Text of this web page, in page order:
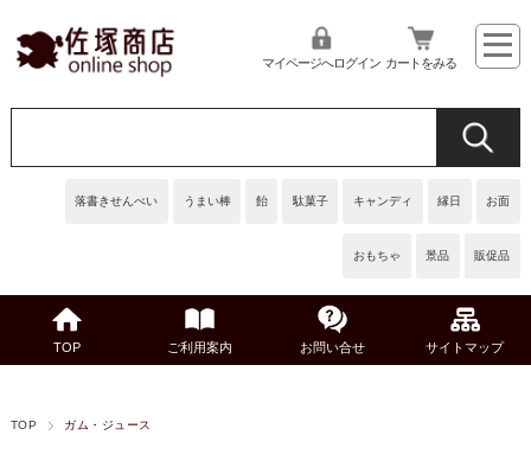
落書きせんべい うまい棒 飴 駄菓子 キャンディ 縁日 お面
おもちゃ 景品 販促品
マイページへログイン カートをみる
TOP ご利用案内 お問い合せ サイトマップ
TOP ガム・ジュース